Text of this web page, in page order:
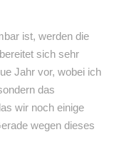
ist, werden die
sich sehr
Jahr vor, wobei ich
das
wir noch einige
wegen dieses